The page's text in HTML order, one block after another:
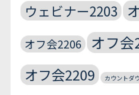
ウェビナー2203
オフ会2206 オフ会
オフ会2209 カウントダ